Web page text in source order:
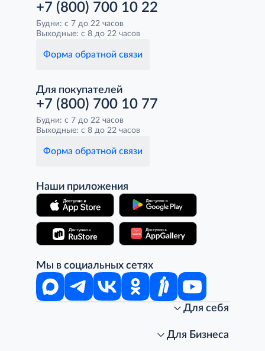
+7 (800) 700 10 22
Будни: с 7 до 22 часов
Выходные: с 8 до 22 часов
Форма обратной связи
Для покупателей
+7 (800) 700 10 77
Будни: с 7 до 22 часов
Выходные: с 8 до 22 часов
Форма обратной связи
Наши приложения
Мы в социальных сетях
Для себя
Стань клиентом METRO
Для Бизнеса